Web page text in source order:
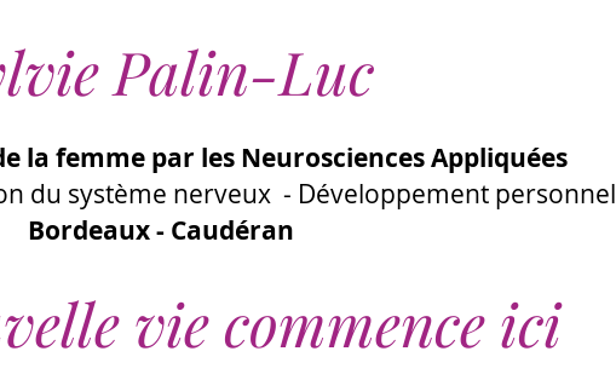
Palin-Luc
la femme par les Neurosciences Appliquées
du système nerveux - Développement personnel
Bordeaux - Caudéran
vie commence ici